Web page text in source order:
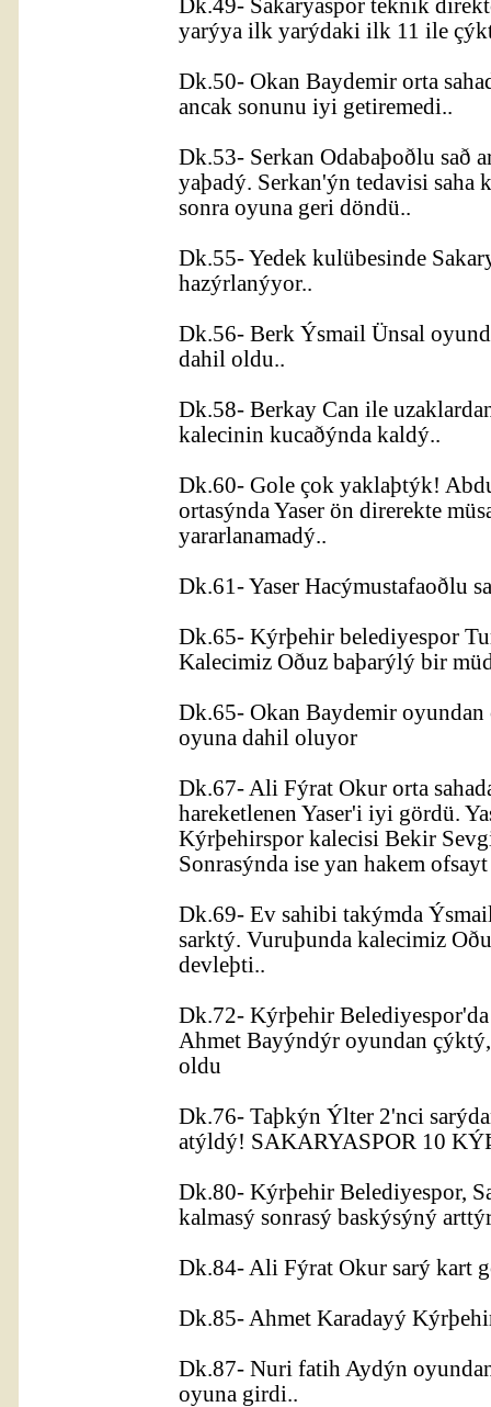
Dk.49- Sakaryaspor teknik
yarýya ilk yarýdaki ilk 11 ile
Dk.50- Okan Baydemir orta
ancak sonunu iyi getiremedi..
Dk.53- Serkan Odabaþoðlu sað
yaþadý. Serkan'ýn tedavisi saha
sonra oyuna geri döndü..
Dk.55- Yedek kulübesinde
hazýrlanýyor..
Dk.56- Berk Ýsmail Ünsal
dahil oldu..
Dk.58- Berkay Can ile
kalecinin kucaðýnda kaldý..
Dk.60- Gole çok yaklaþtýk!
ortasýnda Yaser ön direrekte
yararlanamadý..
Dk.61- Yaser Hacýmustafaoðlu
Dk.65- Kýrþehir belediyespor
Kalecimiz Oðuz baþarýlý bir
Dk.65- Okan Baydemir
oyuna dahil oluyor
Dk.67- Ali Fýrat Okur orta
hareketlenen Yaser'i iyi gördü.
Kýrþehirspor kalecisi Bekir
Sonrasýnda ise yan hakem
Dk.69- Ev sahibi takýmda
sarktý. Vuruþunda kalecimiz
devleþti..
Dk.72- Kýrþehir
Ahmet Bayýndýr oyundan
oldu
Dk.76- Taþkýn Ýlter 2'nci
atýldý! SAKARYASPOR 10
Dk.80- Kýrþehir Belediyespor,
kalmasý sonrasý baskýsýný
Dk.84- Ali Fýrat Okur sarý kart
Dk.85- Ahmet Karadayý
Dk.87- Nuri fatih Aydýn
oyuna girdi..